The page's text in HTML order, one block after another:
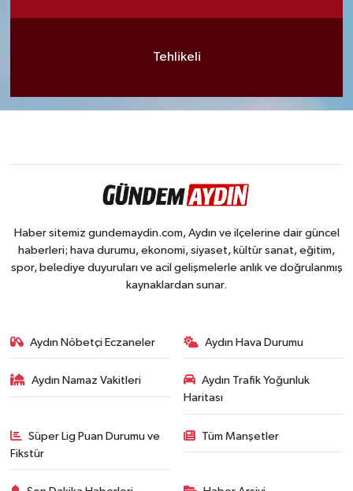
Tehlikeli
Haber sitemiz gundemaydin.com, Aydın ve ilçelerine dair güncel
haberleri; hava durumu, ekonomi, siyaset, kültür sanat, eğitim,
spor, belediye duyuruları ve acil gelişmelerle anlık ve doğrulanmış
kaynaklardan sunar.
Aydın Nöbetçi Eczaneler Aydın Hava Durumu
Aydın Namaz Vakitleri
Aydın Trafik Yoğunluk
Haritası
Süper Lig Puan Durumu ve
Fikstür
Tüm Manşetler